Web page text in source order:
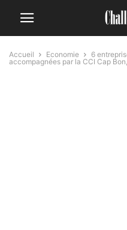
Accueil Economie
6
accompagnées par la CCI Cap